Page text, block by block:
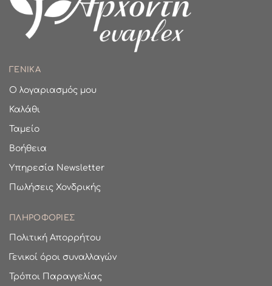
ΓΕΝΙΚΑ
Ο λογαριασμός μου
Καλάθι
Ταμείο
Βοήθεια
Υπηρεσία Newsletter
Πωλήσεις Χονδρικής
ΠΛΗΡΟΦΟΡΙΕΣ
Πολιτική Απορρήτου
Γενικοί όροι συναλλαγών
Τρόποι Παραγγελίας